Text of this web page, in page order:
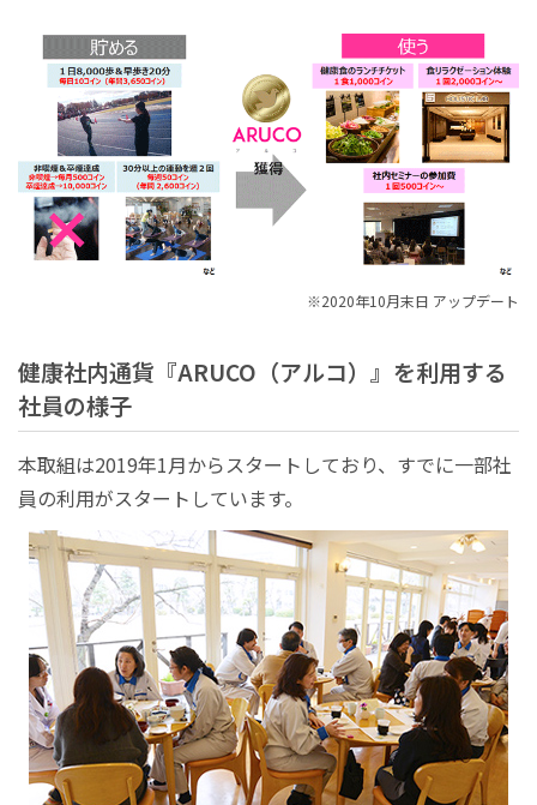
※2020年10月末日 アップデート
健康社内通貨『ARUCO（アルコ）』を利用する
社員の様子
本取組は2019年1月からスタートしており、すでに一部社
員の利用がスタートしています。